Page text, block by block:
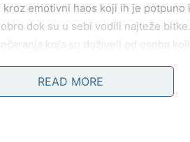
emotivni haos koji ih je
dok su u sebi vodili najteže
koja su doživeli od osoba
i bez kalkulacija. Kada izgubi nekoga
preispituje sebe i pita
READ MORE